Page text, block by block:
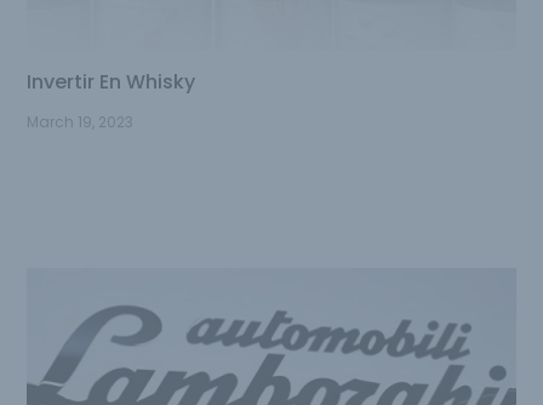
Invertir En Whisky
March 19, 2023